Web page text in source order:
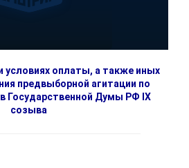
условиях оплаты, а также иных
предвыборной агитации по
Государственной Думы РФ IX
созыва